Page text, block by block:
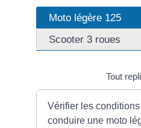
Moto légère 125
Scooter 3 roues
Tout
Vérifier les
conduire une moto